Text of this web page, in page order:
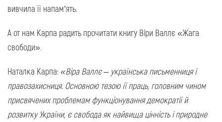
вивчила її напам’ять.
А от нам Карпа радить прочитати книгу Віри Валлє «Жага
свободи».
Наталка Карпа:«Віра Валлє – українська письменниця і
правозахисниця. Основною тезою її праць, головним чином
присвячених проблемам функціонування демократії й
розвитку України, є свобода як найвища цінність і природне